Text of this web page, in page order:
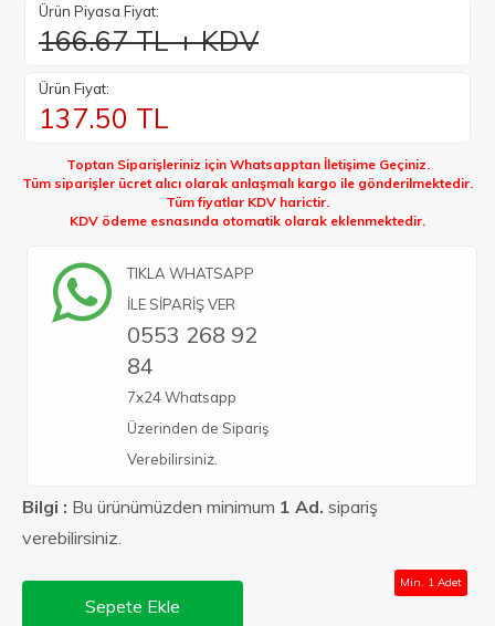
Ürün Piyasa Fiyat:
166.67 TL + KDV
Ürün Fiyat:
137.50 TL
Toptan Siparişleriniz için Whatsapptan İletişime Geçiniz.
Tüm siparişler ücret alıcı olarak anlaşmalı kargo ile gönderilmektedir.
Tüm fiyatlar KDV harictir.
KDV ödeme esnasında otomatik olarak eklenmektedir.
TIKLA WHATSAPP
İLE SİPARİŞ VER
0553 268 92
84
7x24 Whatsapp
Üzerinden de Sipariş
Verebilirsiniz.
Bilgi : Bu ürünümüzden minimum 1 Ad. sipariş
verebilirsiniz.
Sepete Ekle
Min. 1 Adet